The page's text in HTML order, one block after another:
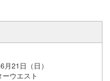
21日（日）
ウエスト